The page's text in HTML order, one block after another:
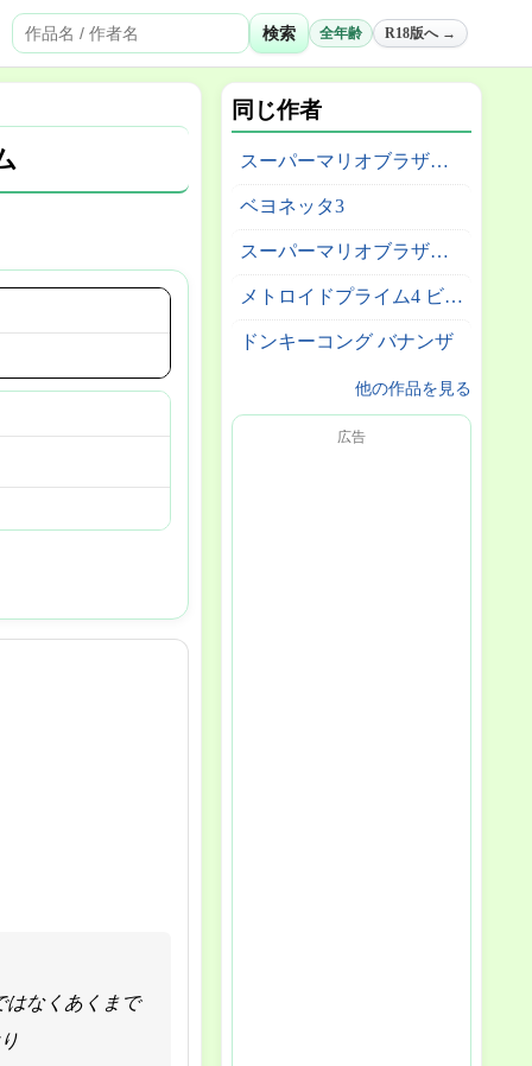
検索 全年齢 R18版へ →
はなくあくまで
同じ作者
スーパーマリオブラザーズ ワンダー Nintendo Switch 2 Edition + みんなでリンリンパーク
ベヨネッタ3
スーパーマリオブラザーズ ワンダー
メトロイドプライム4 ビヨンド
ドンキーコング バナンザ
他の作品を見る
広告